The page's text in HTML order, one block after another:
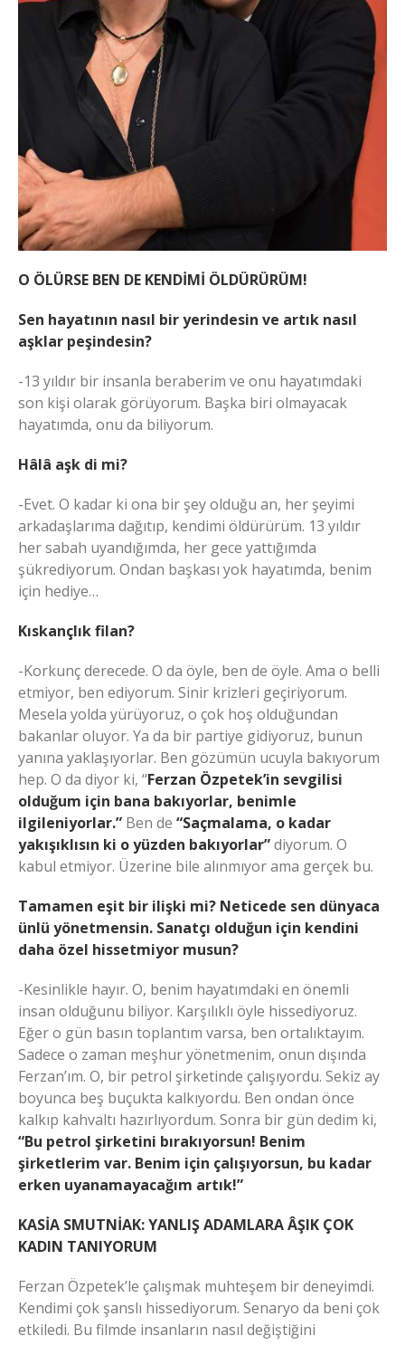
O ÖLÜRSE BEN DE KENDİMİ ÖLDÜRÜRÜM!
Sen hayatının nasıl bir yerindesin ve artık nasıl
aşklar peşindesin?
-13 yıldır bir insanla beraberim ve onu hayatımdaki
son kişi olarak görüyorum. Başka biri olmayacak
hayatımda, onu da biliyorum.
Hâlâ aşk di mi?
-Evet. O kadar ki ona bir şey olduğu an, her şeyimi
arkadaşlarıma dağıtıp, kendimi öldürürüm. 13 yıldır
her sabah uyandığımda, her gece yattığımda
şükrediyorum. Ondan başkası yok hayatımda, benim
için hediye…
Kıskançlık filan?
-Korkunç derecede. O da öyle, ben de öyle. Ama o belli
etmiyor, ben ediyorum. Sinir krizleri geçiriyorum.
Mesela yolda yürüyoruz, o çok hoş olduğundan
bakanlar oluyor. Ya da bir partiye gidiyoruz, bunun
yanına yaklaşıyorlar. Ben gözümün ucuyla bakıyorum
hep. O da diyor ki, “Ferzan Özpetek’in sevgilisi
olduğum için bana bakıyorlar, benimle
ilgileniyorlar.” Ben de “Saçmalama, o kadar
yakışıklısın ki o yüzden bakıyorlar”diyorum. O
kabul etmiyor. Üzerine bile alınmıyor ama gerçek bu.
Tamamen eşit bir ilişki mi? Neticede sen dünyaca
ünlü yönetmensin. Sanatçı olduğun için kendini
daha özel hissetmiyor musun?
-Kesinlikle hayır. O, benim hayatımdaki en önemli
insan olduğunu biliyor. Karşılıklı öyle hissediyoruz.
Eğer o gün basın toplantım varsa, ben ortalıktayım.
Sadece o zaman meşhur yönetmenim, onun dışında
Ferzan’ım. O, bir petrol şirketinde çalışıyordu. Sekiz ay
boyunca beş buçukta kalkıyordu. Ben ondan önce
kalkıp kahvaltı hazırlıyordum. Sonra bir gün dedim ki,
“Bu petrol şirketini bırakıyorsun! Benim
şirketlerim var. Benim için çalışıyorsun, bu kadar
erken uyanamayacağım artık!”
KASİA SMUTNİAK: YANLIŞ ADAMLARA ÂŞIK ÇOK
KADIN TANIYORUM
Ferzan Özpetek’le çalışmak muhteşem bir deneyimdi.
Kendimi çok şanslı hissediyorum. Senaryo da beni çok
etkiledi. Bu filmde insanların nasıl değiştiğini